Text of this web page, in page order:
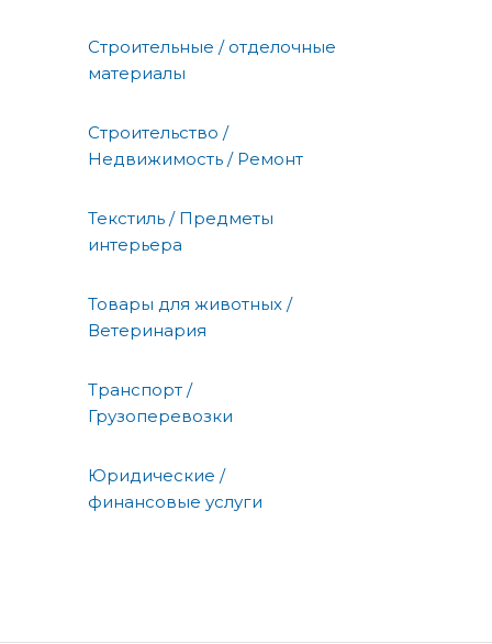
Строительные / отделочные
материалы
Строительство /
Недвижимость / Ремонт
Текстиль / Предметы
интерьера
Товары для животных /
Ветеринария
Транспорт /
Грузоперевозки
Юридические /
финансовые услуги